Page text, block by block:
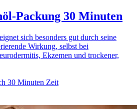
Packung 30 Minuten
sich besonders gut durch seine
Wirkung, selbst bei
Ekzemen und trockener,
30 Minuten Zeit